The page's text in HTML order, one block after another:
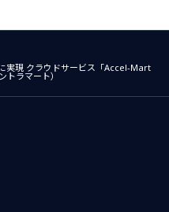
実現 クラウドサービス「Accel-Mart
ラマート）